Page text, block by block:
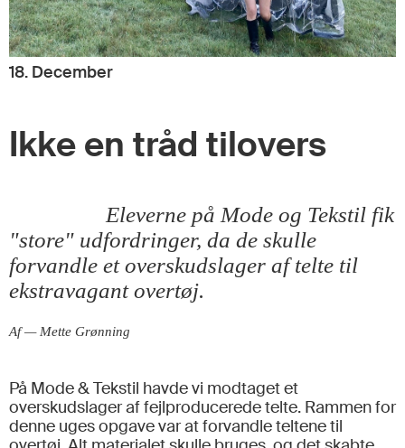
18. December
Ikke en tråd tilovers
Eleverne på Mode og Tekstil fik
"store" udfordringer, da de skulle
forvandle et overskudslager af telte til
ekstravagant overtøj.
Af — Mette Grønning
På Mode & Tekstil havde vi modtaget et
overskudslager af fejlproducerede telte. Rammen for
denne uges opgave var at forvandle teltene til